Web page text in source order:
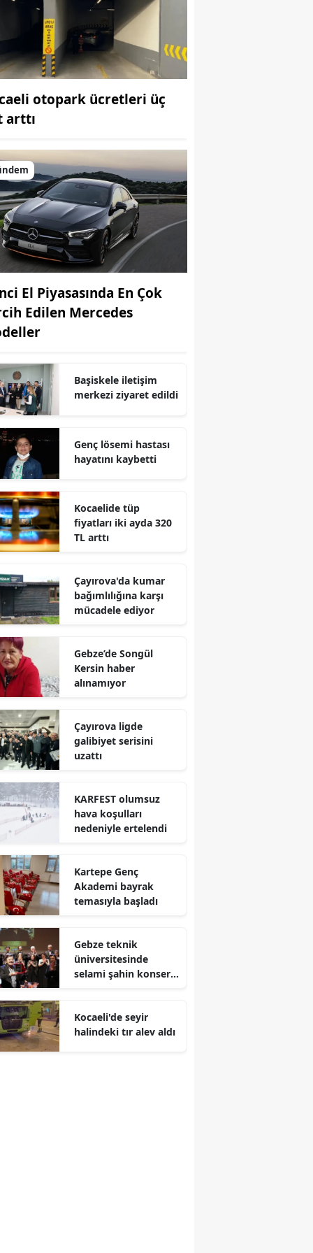
Bilecik
Bingöl
Bitlis
Bolu
Bursa
Çanakkale
Çankırı
Çorum
Denizli
Diyarbakır
Erzincan
Eskişehir
Giresun
Gümüşhane
Hatay
Isparta
İstanbul
Kars
Kastamonu
Kırklareli
Kocaeli
Konya
Malatya
Kahramanmaraş
otopark ücretleri üç
arttı
El Piyasasında En Çok
Edilen Mercedes
Başiskele iletişim
merkezi ziyaret edildi
Genç lösemi hastası
hayatını kaybetti
Kocaelide tüp
fiyatları iki ayda 320
TL arttı
Çayırova'da kumar
bağımlılığına karşı
mücadele ediyor
Gebze’de Songül
Kersin haber
alınamıyor
Çayırova ligde
galibiyet serisini
uzattı
KARFEST olumsuz
hava koşulları
nedeniyle ertelendi
Kartepe Genç
Akademi bayrak
temasıyla başladı
Gebze teknik
üniversitesinde
selami şahin konseri
Kocaeli'de seyir
halindeki tır alev aldı